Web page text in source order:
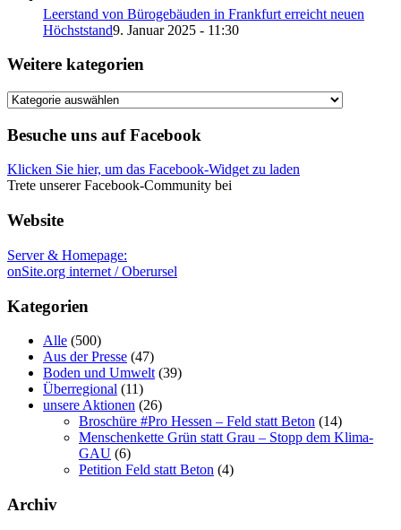
Leerstand von Bürogebäuden in Frankfurt erreicht neuen
Höchststand9. Januar 2025 - 11:30
Weitere kategorien
Weitere
Besuche uns auf Facebook
Klicken Sie hier, um das Facebook-Widget zu laden
Trete unserer Facebook-Community bei
Website
Server & Homepage:
onSite.org internet / Oberursel
Kategorien
Alle (500)
Aus der Presse (47)
Boden und Umwelt (39)
Überregional (11)
unsere Aktionen (26)
Broschüre #Pro Hessen – Feld statt Beton (14)
Menschenkette Grün statt Grau – Stopp dem Klima-
GAU (6)
Petition Feld statt Beton (4)
Archiv